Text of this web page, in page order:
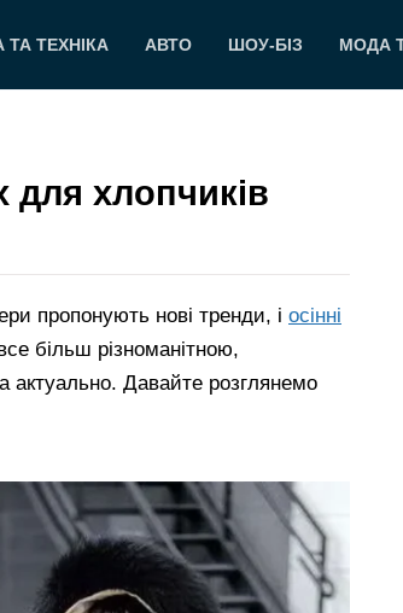
ТА ТЕХНІКА АВТО ШОУ-БІЗ МОДА
для хлопчиків
пропонують нові тренди, і осінні
більш різноманітною,
Давайте розглянемо